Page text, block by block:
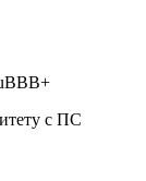
с ПС